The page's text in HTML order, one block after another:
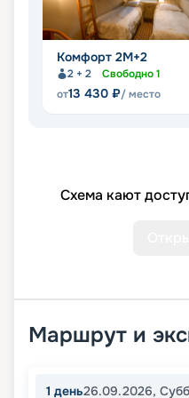
Комфорт 2M+2
2 + 2 Свободно1
от13 430 ₽/ место
Схема кают
Маршрут и
1 день26.09.2026,